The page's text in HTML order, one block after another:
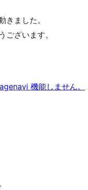
きました。
ございます。
機能しません。